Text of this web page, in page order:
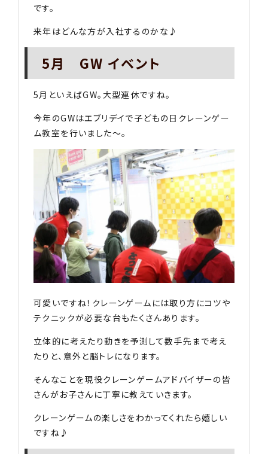
です。
来年はどんな方が入社するのかな♪
5月 GW イベント
5月といえばGW。大型連休ですね。
今年のGWはエブリデイで子どもの日クレーンゲー
ム教室を行いました〜。
可愛いですね！クレーンゲームには取り方にコツや
テクニックが必要な台もたくさんあります。
立体的に考えたり動きを予測して数手先まで考え
たりと、意外と脳トレになります。
そんなことを現役クレーンゲームアドバイザーの皆
さんがお子さんに丁寧に教えていきます。
クレーンゲームの楽しさをわかってくれたら嬉しい
ですね♪